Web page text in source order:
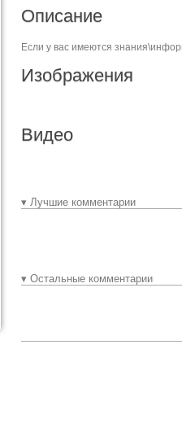
Описание
Если у вас имеются
Изображения
Видео
▾ Лучшие комментарии
▾ Остальные комментарии